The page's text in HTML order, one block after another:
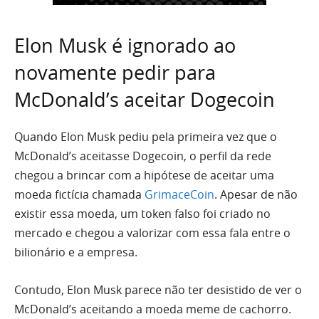
Elon Musk é ignorado ao
novamente pedir para
McDonald’s aceitar Dogecoin
Quando Elon Musk pediu pela primeira vez que o
McDonald’s aceitasse Dogecoin, o perfil da rede
chegou a brincar com a hipótese de aceitar uma
moeda fictícia chamada GrimaceCoin. Apesar de não
existir essa moeda, um token falso foi criado no
mercado e chegou a valorizar com essa fala entre o
bilionário e a empresa.
Contudo, Elon Musk parece não ter desistido de ver o
McDonald’s aceitando a moeda meme de cachorro.